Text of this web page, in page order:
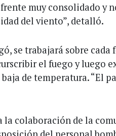
muy consolidado y
del viento”, detalló.
se trabajará sobre
el fuego y luego
de temperatura. “El
la colaboración de la